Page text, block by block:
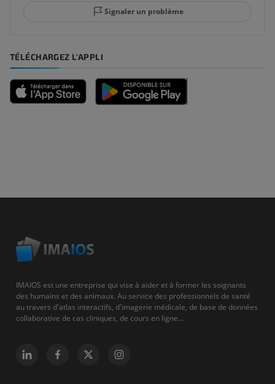
Signaler un problème
TÉLÉCHARGEZ L'APPLI
IMAIOS est une entreprise qui vise à aider et à former les soignants
des humains et des animaux. Au service des professionnels de santé
au travers d'atlas interactifs, d'imagerie médicale, de base de données
collaborative de cas cliniques, de cours en ligne...